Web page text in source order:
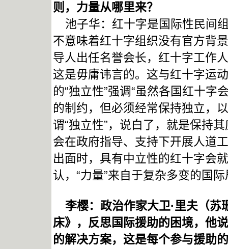
则，力量从哪里来？
池子华：红十字是国际性民间
不意味着红十字组织没有官方背
导人出任名誉会长，红十字工作
这是毋庸讳言的。这与红十字运
的“独立性”强调“虽然各国红十
的制约，但必须经常保持独立，
谓“独立性”，说白了，就是保持
会在政府指导、支持下开展人道
出面时，具有中立性的红十字会
认，“力量”来自于复杂多变的国
李樱：政治作家大卫·里夫（苏
床》，反思国际援助的困境，他
的解决方案，这是每个参与援助